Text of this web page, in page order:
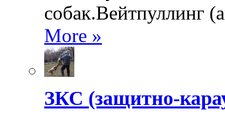
собак.Вейтпуллинг
More »
ЗКС (защитно-